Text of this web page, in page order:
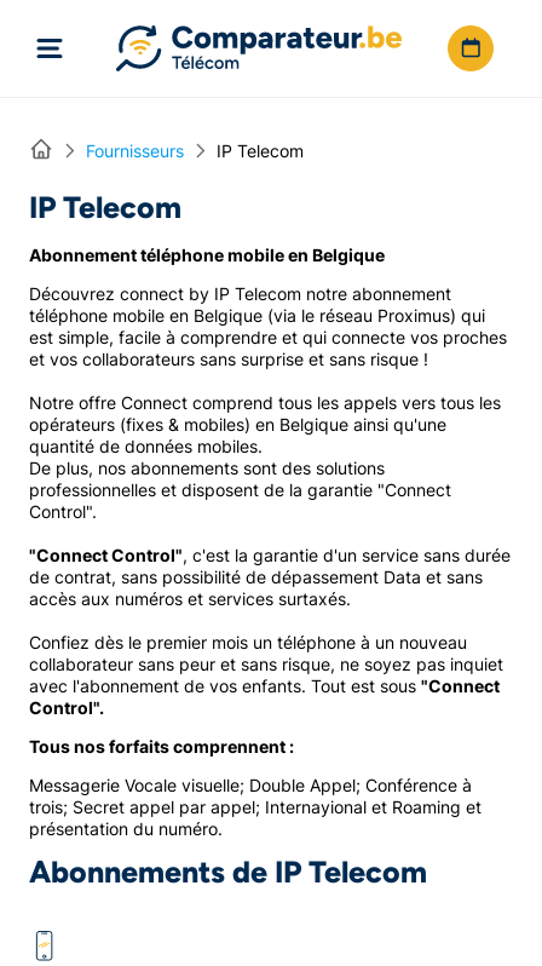
Home Fournisseurs IP Telecom
IP Telecom
Abonnement téléphone mobile en Belgique
Découvrez connect by IP Telecom notre abonnement
téléphone mobile en Belgique (via le réseau Proximus) qui
est simple, facile à comprendre et qui connecte vos proches
et vos collaborateurs sans surprise et sans risque !
Notre offre Connect comprend tous les appels vers tous les
opérateurs (fixes & mobiles) en Belgique ainsi qu'une
quantité de données mobiles.
De plus, nos abonnements sont des solutions
professionnelles et disposent de la garantie "Connect
Control".
"Connect Control", c'est la garantie d'un service sans durée
de contrat, sans possibilité de dépassement Data et sans
accès aux numéros et services surtaxés.
Confiez dès le premier mois un téléphone à un nouveau
collaborateur sans peur et sans risque, ne soyez pas inquiet
avec l'abonnement de vos enfants. Tout est sous "Connect
Control".
Tous nos forfaits comprennent :
Messagerie Vocale visuelle; Double Appel; Conférence à
trois; Secret appel par appel; Internayional et Roaming et
présentation du numéro.
Abonnements de IP Telecom